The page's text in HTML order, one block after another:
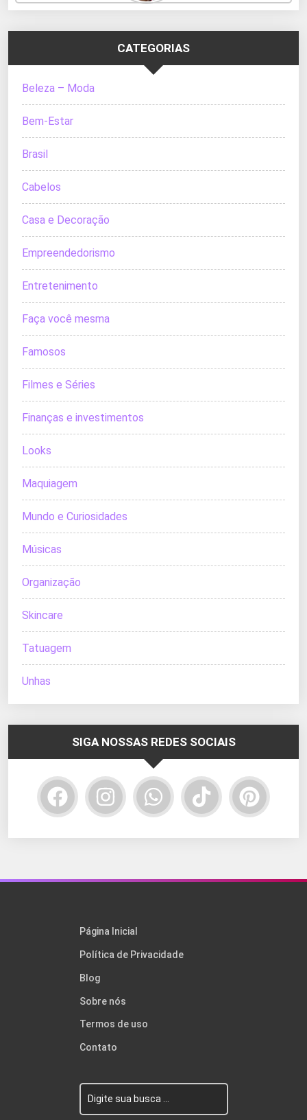
CATEGORIAS
Beleza – Moda
Bem-Estar
Brasil
Cabelos
Casa e Decoração
Empreendedorismo
Entretenimento
Faça você mesma
Famosos
Filmes e Séries
Finanças e investimentos
Looks
Maquiagem
Mundo e Curiosidades
Músicas
Organização
Skincare
Tatuagem
Unhas
SIGA NOSSAS REDES SOCIAIS
Página Inicial
Política de Privacidade
Blog
Sobre nós
Termos de uso
Contato